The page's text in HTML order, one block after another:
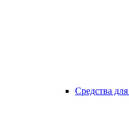
Средства